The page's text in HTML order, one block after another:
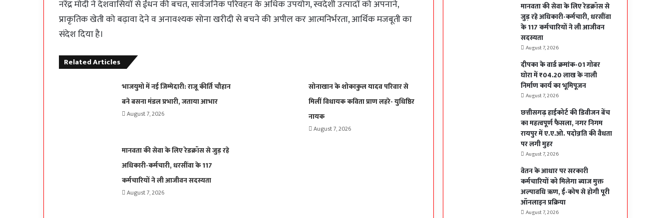
नरेंद्र मोदी ने देशवासियों से ईंधन की बचत, सार्वजनिक परिवहन के अधिक उपयोग, स्वदेशी उत्पादों को अपनाने,
प्राकृतिक खेती को बढ़ावा देने व अनावश्यक सोना खरीदी से बचने की अपील कर आत्मनिर्भरता, आर्थिक मजबूती का
संदेश दिया है।
Related Articles
भाजयुमो में नई जिम्मेदारी: राजू कीर्ति चौहान
बने बसना मंडल प्रभारी, जताया आभार
August 7, 2026
सोनाखान के शोकाकुल यादव परिवार से
मिलीं विधायक कविता प्राण लहरे- युधिष्ठिर
नायक
August 7, 2026
मानवता की सेवा के लिए रेडक्रॉस से जुड़ रहे
अधिकारी-कर्मचारी, धरसींवा के 117
कर्मचारियों ने ली आजीवन सदस्यता
August 7, 2026
मानवता की सेवा के लिए रेडक्रॉस से
जुड़ रहे अधिकारी-कर्मचारी, धरसींवा
के 117 कर्मचारियों ने ली आजीवन
सदस्यता
August 7, 2026
दीपका के वार्ड क्रमांक-01 गोबर
घोरा में ₹04.20 लाख के नाली
निर्माण कार्य का भूमिपूजन
August 7, 2026
छत्तीसगढ़ हाईकोर्ट की डिवीजन बेंच
का महत्वपूर्ण फैसला, नगर निगम
रायपुर में ए.ए.ओ. पदोन्नति की वैधता
पर लगी मुहर
August 7, 2026
वेतन के आधार पर सरकारी
कर्मचारियों को मिलेगा ब्याज मुक्त
अल्पावधि ऋण, ई-कोष से होगी पूरी
ऑनलाइन प्रक्रिया
August 7, 2026